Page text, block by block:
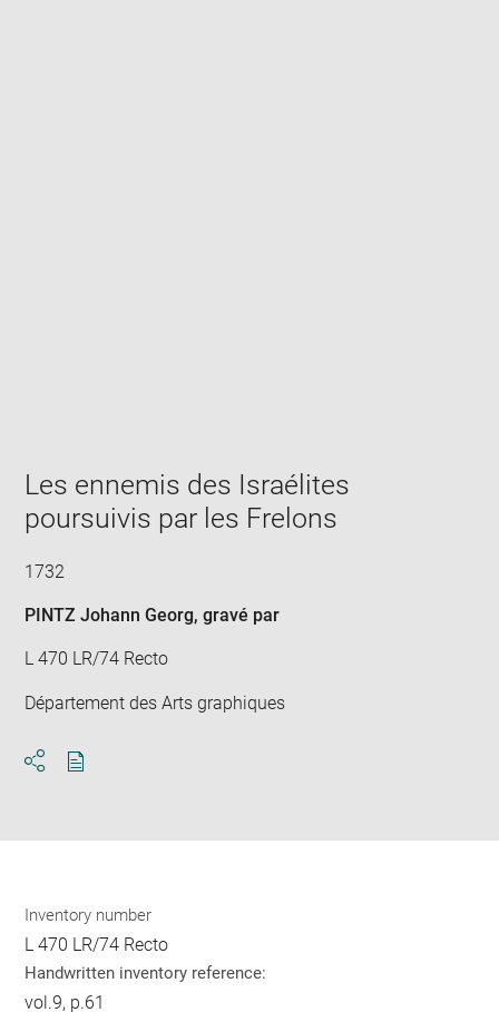
window
Les ennemis des Israélites
poursuivis par les Frelons
1732
PINTZ Johann Georg, gravé par
L 470 LR/74 Recto
Département des Arts graphiques
Inventory number
L 470 LR/74 Recto
Handwritten inventory reference:
vol.9, p.61